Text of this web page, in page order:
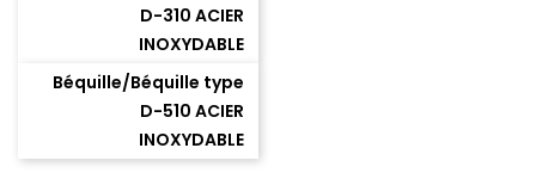
D-310 ACIER
INOXYDABLE
Béquille/Béquille type
D-510 ACIER
INOXYDABLE